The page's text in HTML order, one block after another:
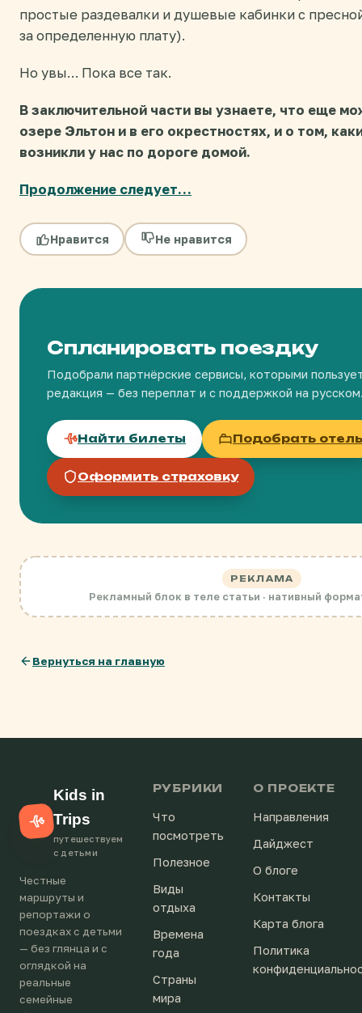
простые раздевалки и душевые кабинки с
за определенную плату).
Но увы… Пока все так.
В заключительной части вы узнаете, что еще
озере Эльтон и в его окрестностях, и о том,
возникли у нас по дороге домой.
Продолжение следует…
Нравится Не нравится
Спланировать поездку
Подобрали партнёрские сервисы, которыми
редакция — без переплат и с поддержкой на
Найти билеты Подобрать отель
Оформить страховку
РЕКЛАМА
Рекламный блок в теле статьи · нативный
Вернуться на главную
Kids in
Trips
путешествуем
с детьми
Честные
маршруты и
репортажи о
поездках с детьми
— без глянца и с
оглядкой на
реальные
семейные
РУБРИКИ
Что
посмотреть
Полезное
Виды
отдыха
Времена
года
Страны
мира
О ПРОЕКТЕ
Направления
Дайджест
О блоге
Контакты
Карта блога
Политика